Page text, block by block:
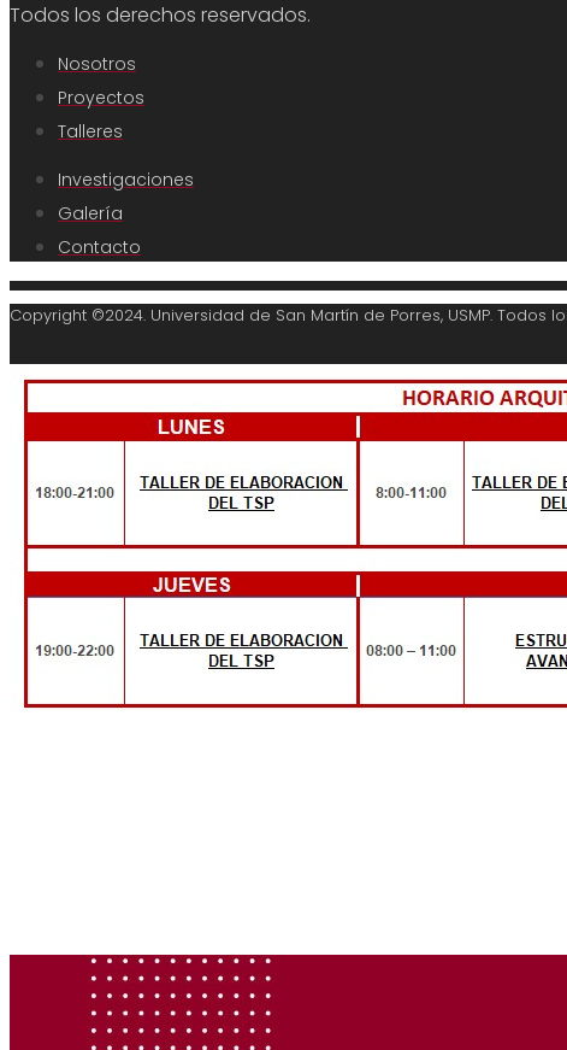
Todos los derechos reservados.
Nosotros
Proyectos
Talleres
Investigaciones
Galería
Contacto
Copyright ©2024. Universidad de San Martín de Porres, USMP. Todos